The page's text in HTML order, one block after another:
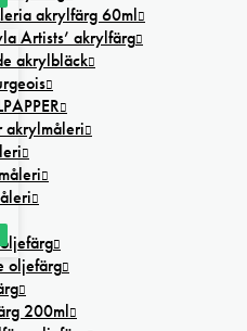
akrylfärg 60ml
Artists’ akrylfärg
akrylbläck
akrylmåleri
oljefärg
200ml